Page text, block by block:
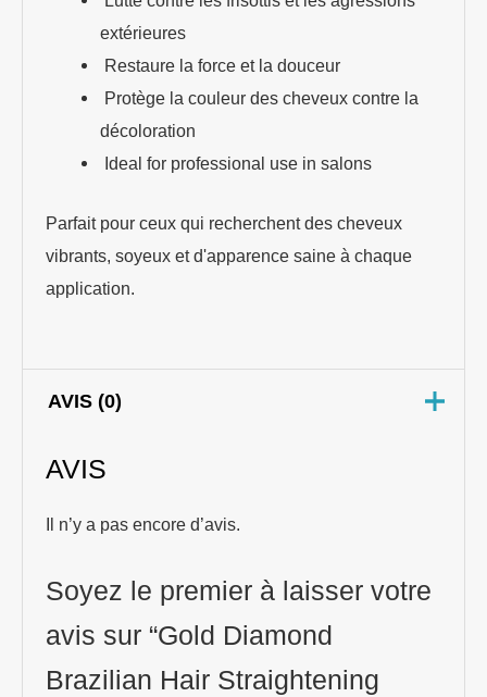
extérieures
Restaure la force et la douceur
Protège la couleur des cheveux contre la
décoloration
Ideal for professional use in salons
Parfait pour ceux qui recherchent des cheveux
vibrants, soyeux et d'apparence saine à chaque
application.
AVIS (0)
AVIS
Il n’y a pas encore d’avis.
Soyez le premier à laisser votre
avis sur “Gold Diamond
Brazilian Hair Straightening